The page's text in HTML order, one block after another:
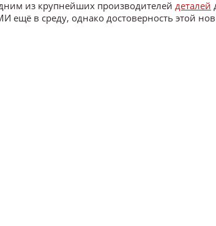
из крупнейших производителей деталей
ещё в среду, однако достоверность этой